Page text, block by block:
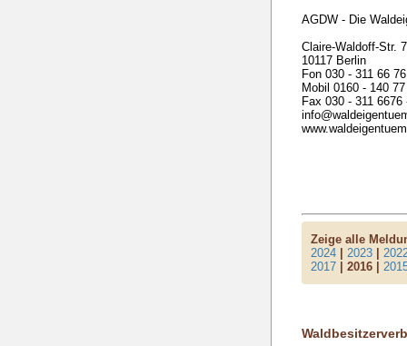
AGDW - Die
Claire-Waldoff-Str. 7
10117 Berlin
Fon 030 - 311 66
Mobil 0160 - 140
Fax 030 - 311 6676
Zeige alle
2024 |2023 |
2017 | 2016 |